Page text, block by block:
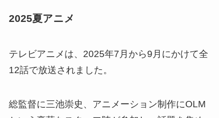
2025夏アニメ
テレビアニメは、2025年7月から9月にかけて全
12話で放送されました。
総監督に三池崇史、アニメーション制作にOLM